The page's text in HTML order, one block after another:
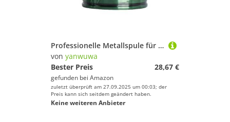
Professionelle Metallspule für Süßwasser, präzise Fischerkennung, Spinning, Baitcasting
von yanwuwa
Bester Preis
28,67 €
gefunden bei Amazon
zuletzt überprüft am 27.09.2025 um 00:03; der
Preis kann sich seitdem geändert haben.
Keine weiteren Anbieter